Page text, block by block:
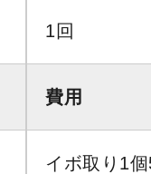
1回
費用
イボ取り1